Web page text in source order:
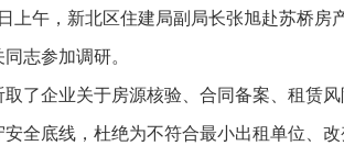
上午，新北区住建局副局长张旭赴苏桥房
志参加调研。
取了企业关于房源核验、合同备案、租赁
安全底线，杜绝为不符合最小出租单位、